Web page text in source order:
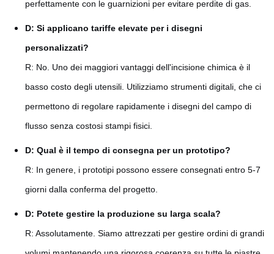
perfettamente con le guarnizioni per evitare perdite di gas.
D: Si applicano tariffe elevate per i disegni
personalizzati?
R: No. Uno dei maggiori vantaggi dell'incisione chimica è il
basso costo degli utensili. Utilizziamo strumenti digitali, che ci
permettono di regolare rapidamente i disegni del campo di
flusso senza costosi stampi fisici.
D: Qual è il tempo di consegna per un prototipo?
R: In genere, i prototipi possono essere consegnati entro 5-7
giorni dalla conferma del progetto.
D: Potete gestire la produzione su larga scala?
R: Assolutamente. Siamo attrezzati per gestire ordini di grandi